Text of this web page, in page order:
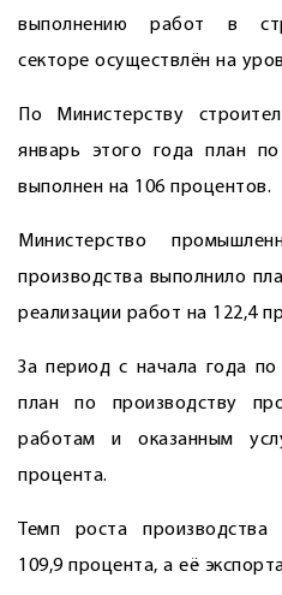
выполнению работ в
секторе осуществлён на
По Министерству
январь этого года план
выполнен на 106 процентов.
Министерство
производства выполнило
реализации работ на 122,4
За период с начала года по
план по производству
работам и оказанным
процента.
Темп роста производства
109,9 процента, а её